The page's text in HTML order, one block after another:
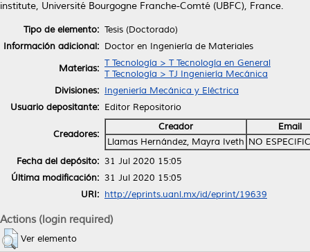
institute, Université Bourgogne Franche-Comté (UBFC), France.
Tipo de elemento: Tesis (Doctorado)
Información adicional: Doctor en Ingeniería de Materiales
Materias: T Tecnología > T Tecnología en General
T Tecnología > TJ Ingeniería Mecánica
Divisiones: Ingeniería Mecánica y Eléctrica
Usuario depositante: Editor Repositorio
Creadores:
Creador
Email
Llamas Hernández, Mayra Iveth NO
Fecha del depósito: 31 Jul 2020 15:05
Última modificación: 31 Jul 2020 15:05
URI: http://eprints.uanl.mx/id/eprint/19639
Actions (login required)
Ver elemento